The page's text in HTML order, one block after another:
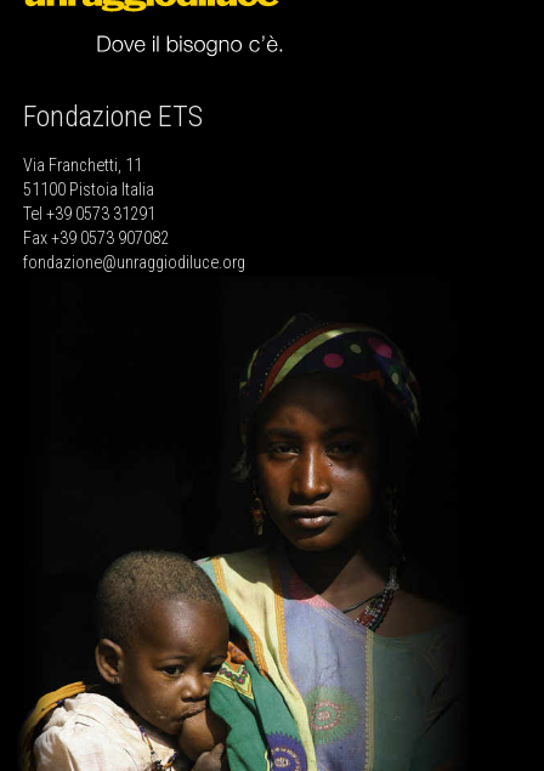
Fondazione ETS
Via Franchetti, 11
51100 Pistoia Italia
Tel +39 0573 31291
Fax +39 0573 907082
fondazione@unraggiodiluce.org